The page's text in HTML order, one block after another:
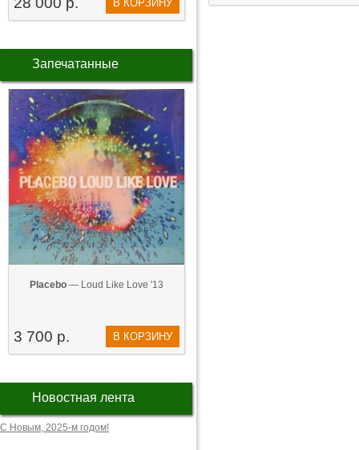
В КОРЗИНУ
Запечатанные
Placebo — Loud Like Love '13
3 700 р. В КОРЗИНУ
Новостная лента
С Новым, 2025-м годом!